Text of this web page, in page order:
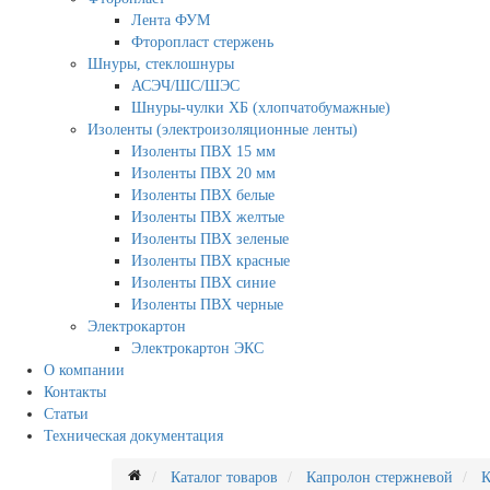
Лента ФУМ
Фторопласт стержень
Шнуры, стеклошнуры
АСЭЧ/ШС/ШЭС
Шнуры-чулки ХБ (хлопчатобумажные)
Изоленты (электроизоляционные ленты)
Изоленты ПВХ 15 мм
Изоленты ПВХ 20 мм
Изоленты ПВХ белые
Изоленты ПВХ желтые
Изоленты ПВХ зеленые
Изоленты ПВХ красные
Изоленты ПВХ синие
Изоленты ПВХ черные
Электрокартон
Электрокартон ЭКС
О компании
Контакты
Статьи
Техническая документация
Каталог товаров Капролон стержневой